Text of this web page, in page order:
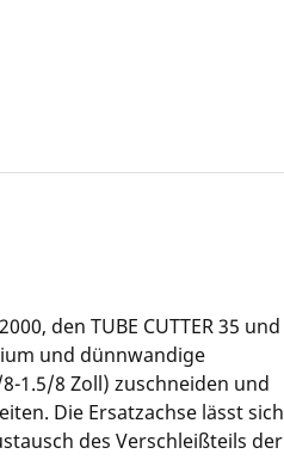
den TUBE CUTTER 35 und
und dünnwandige
1.5/8 Zoll) zuschneiden und
Die Ersatzachse lässt sich
des Verschleißteils der